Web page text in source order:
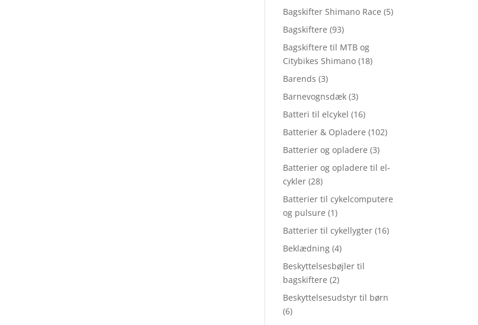
Bagskifter Shimano Race (5)
Bagskiftere (93)
Bagskiftere til MTB og
Citybikes Shimano (18)
Barends (3)
Barnevognsdæk (3)
Batteri til elcykel (16)
Batterier & Opladere (102)
Batterier og opladere (3)
Batterier og opladere til el-
cykler (28)
Batterier til cykelcomputere
og pulsure (1)
Batterier til cykellygter (16)
Beklædning (4)
Beskyttelsesbøjler til
bagskiftere (2)
Beskyttelsesudstyr til børn
(6)